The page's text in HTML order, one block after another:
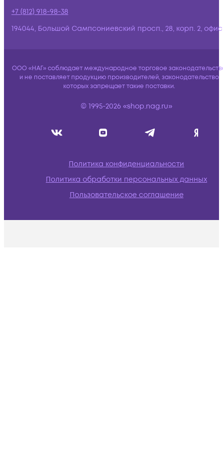
+7 (812) 918-98-38
194044, Большой Сампсониевский просп., 28, корп. 2,
ООО «НАГ» соблюдает международное торговое
и не поставляет продукцию производителей, законодательство
которых запрещает такие поставки.
© 1995-2026 «shop.nag.ru»
Политика конфиденциальности
Политика обработки персональных данных
Пользовательское соглашение